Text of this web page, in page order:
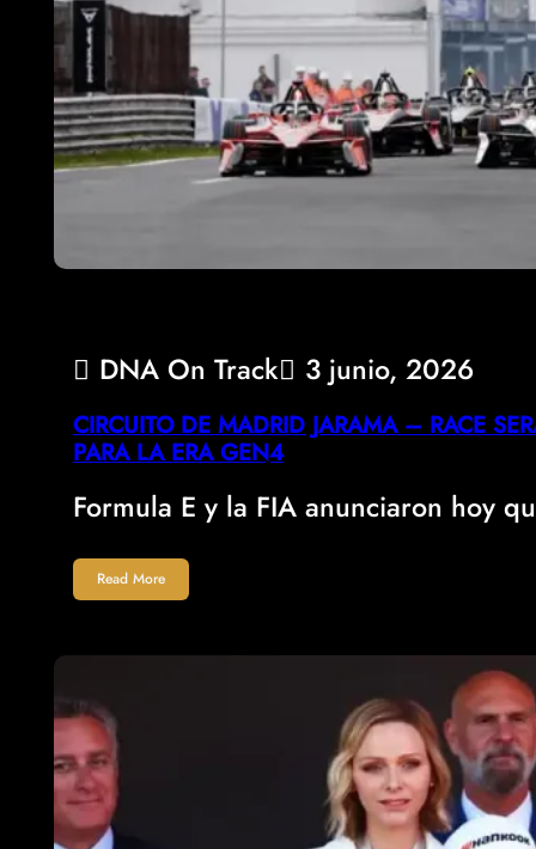
DNA On Track 3 junio, 2026
CIRCUITO DE MADRID JARAMA – RACE
PARA LA ERA GEN4
Formula E y la FIA anunciaron hoy
Read More